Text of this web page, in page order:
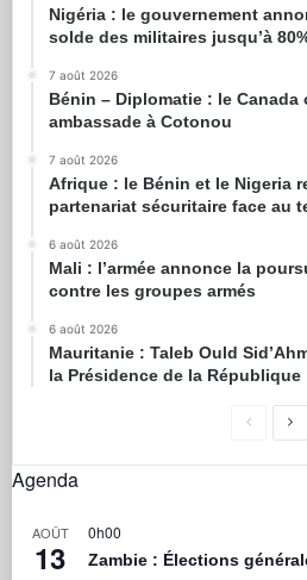
Nigéria : le gouvernement
solde des militaires jusqu’à
7 août 2026
Bénin – Diplomatie : le Canada
ambassade à Cotonou
7 août 2026
Afrique : le Bénin et le Nigeria
partenariat sécuritaire face au
6 août 2026
Mali : l’armée annonce la
contre les groupes armés
6 août 2026
Mauritanie : Taleb Ould
la Présidence de la République
Agenda
AOÛT
13
0h00
Zambie : Élections